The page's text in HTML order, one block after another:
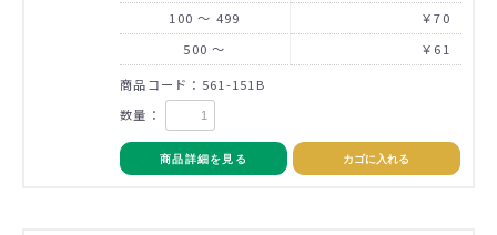
100 ～ 499
￥70
500 ～
￥61
商品コード：561-151B
数量：
商品詳細を見る カゴに入れる